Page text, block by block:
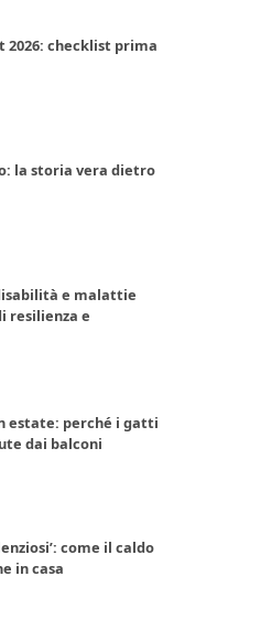
2026: checklist prima
la storia vera dietro
e malattie
resilienza e
estate: perché i gatti
dai balconi
come il caldo
in casa